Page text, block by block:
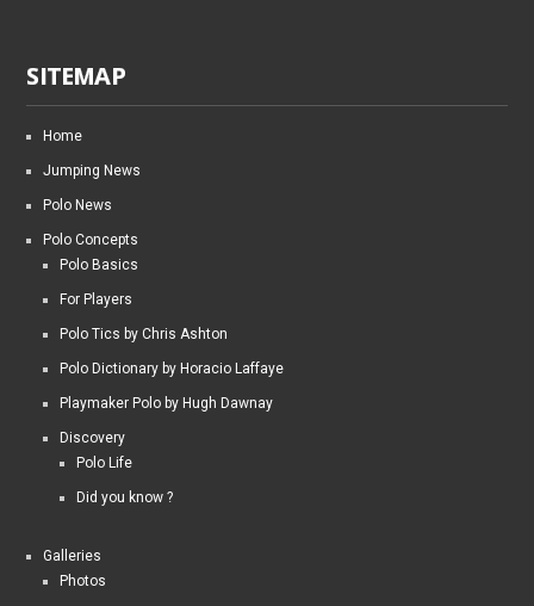
SITEMAP
Home
Jumping News
Polo News
Polo Concepts
Polo Basics
For Players
Polo Tics by Chris Ashton
Polo Dictionary by Horacio Laffaye
Playmaker Polo by Hugh Dawnay
Discovery
Polo Life
Did you know ?
Galleries
Photos